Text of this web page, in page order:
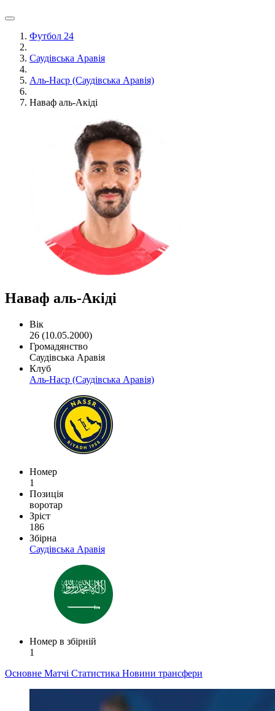
Футбол 24
Саудівська Аравія
Аль-Наср (Саудівська Аравія)
Наваф аль-Акіді
Наваф аль-Акіді
Вік
26 (10.05.2000)
Громадянство
Саудівська Аравія
Клуб
Аль-Наср (Саудівська Аравія)
Номер
1
Позиція
воротар
Зріст
186
Збірна
Саудівська Аравія
Номер в збірній
1
Основне Матчі Статистика Новини трансфери